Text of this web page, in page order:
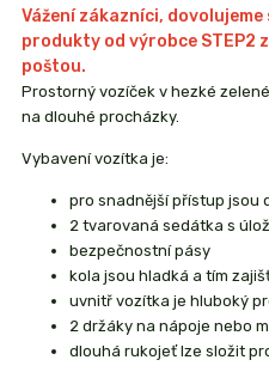
Vážení zákazníci,
produkty od výrobce STEP2
poštou.
Prostorný vozíček v hezké
na dlouhé procházky.
Vybavení vozítka je:
pro snadnější přístup jsou
2 tvarovaná sedátka s
bezpečnostní pásy
kola jsou hladká a tím
uvnitř vozítka je hluboký
2 držáky na nápoje nebo
dlouhá rukojeť lze složit